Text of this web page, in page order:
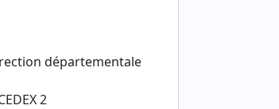
départementale
2